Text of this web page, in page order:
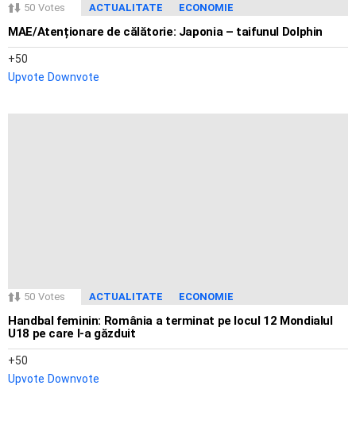
50 Votes ACTUALITATE ECONOMIE
MAE/Atenționare de călătorie: Japonia – taifunul Dolphin
50
Upvote Downvote
50 Votes ACTUALITATE ECONOMIE
Handbal feminin: România a terminat pe locul 12 Mondialul
U18 pe care l-a găzduit
50
Upvote Downvote